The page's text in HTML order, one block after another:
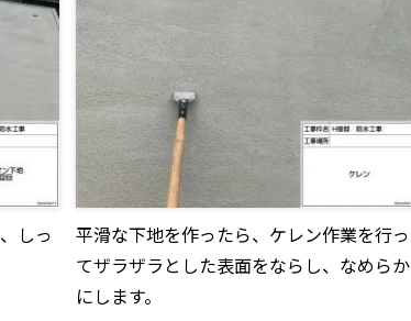
しっ
平滑な下地を作ったら、ケレン作業を行っ
てザラザラとした表面をならし、なめらか
にします。